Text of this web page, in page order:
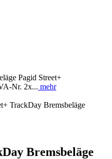
Pagid Street+
Nr. 2x... mehr
TrackDay Bremsbeläge
Bremsbeläge